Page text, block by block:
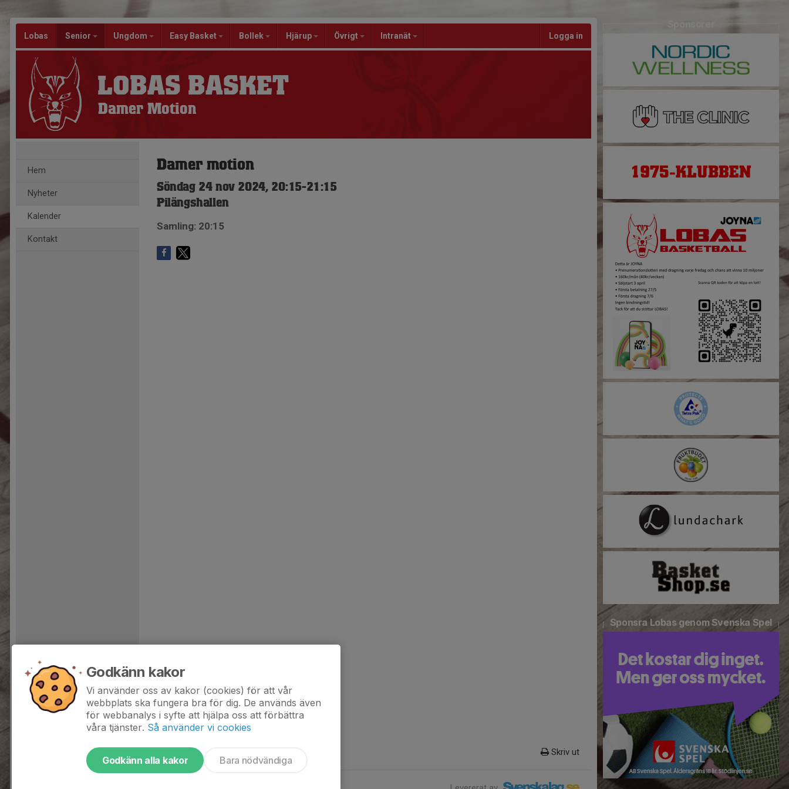
Lobas Senior Ungdom Easy Basket Bollek Hjärup Övrigt Intranät Logga in
LOBAS BASKET
Damer Motion
Hem
Nyheter
Kalender
Kontakt
Damer motion
Söndag 24 nov 2024, 20:15-21:15
Pilängshallen
Samling: 20:15
Skriv ut
Sponsorer
Sponsra Lobas genom Svenska Spel
Godkänn kakor
Vi använder oss av kakor (cookies) för att vår
webbplats ska fungera bra för dig. De används även
för webbanalys i syfte att hjälpa oss att förbättra
våra tjänster. Så använder vi cookies
Godkänn alla kakor Bara nödvändiga